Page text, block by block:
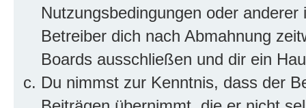
Nutzungsbedingungen oder
Betreiber dich nach Abmahnung
Boards ausschließen und dir ein
Du nimmst zur Kenntnis, dass der